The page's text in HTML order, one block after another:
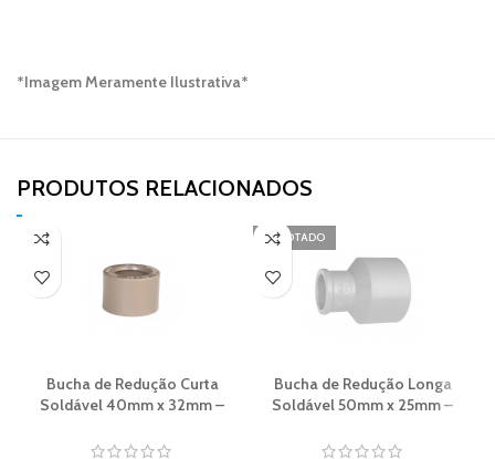
*Imagem Meramente Ilustrativa*
PRODUTOS RELACIONADOS​
Bucha de Redução Curta
Soldável 40mm x 32mm –
ESGOTADO
Bucha de Redução Longa
Soldável 50mm x 25mm –